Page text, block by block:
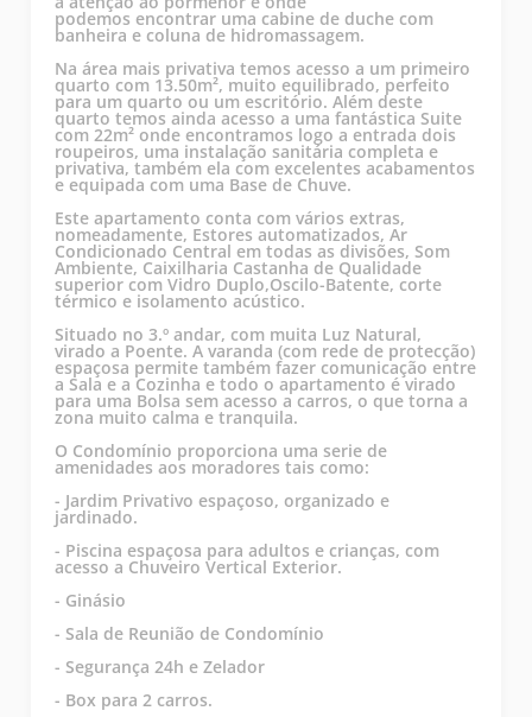
podemos encontrar uma cabine de duche com
banheira e coluna de hidromassagem.
Na área mais privativa temos acesso a um primeiro
quarto com 13.50m², muito equilibrado, perfeito
para um quarto ou um escritório. Além deste
quarto temos ainda acesso a uma fantástica Suite
com 22m² onde encontramos logo a entrada dois
roupeiros, uma instalação sanitária completa e
privativa, também ela com excelentes acabamentos
e equipada com uma Base de Chuve.
Este apartamento conta com vários extras,
nomeadamente, Estores automatizados, Ar
Condicionado Central em todas as divisões, Som
Ambiente, Caixilharia Castanha de Qualidade
superior com Vidro Duplo,Oscilo-Batente, corte
térmico e isolamento acústico.
Situado no 3.º andar, com muita Luz Natural,
virado a Poente. A varanda (com rede de protecção)
espaçosa permite também fazer comunicação entre
a Sala e a Cozinha e todo o apartamento é virado
para uma Bolsa sem acesso a carros, o que torna a
zona muito calma e tranquila.
O Condomínio proporciona uma serie de
amenidades aos moradores tais como:
- Jardim Privativo espaçoso, organizado e
jardinado.
- Piscina espaçosa para adultos e crianças, com
acesso a Chuveiro Vertical Exterior.
- Ginásio
- Sala de Reunião de Condomínio
- Segurança 24h e Zelador
- Box para 2 carros.